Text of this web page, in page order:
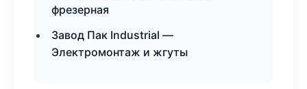
фрезерная
Завод Пак Industrial —
Электромонтаж и жгуты